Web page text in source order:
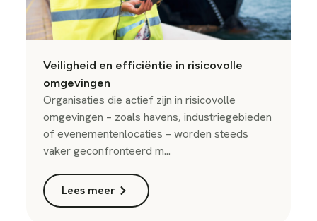
Veiligheid en efficiëntie in risicovolle
omgevingen
Organisaties die actief zijn in risicovolle
omgevingen – zoals havens, industriegebieden
of evenementenlocaties – worden steeds
vaker geconfronteerd m...
Lees meer